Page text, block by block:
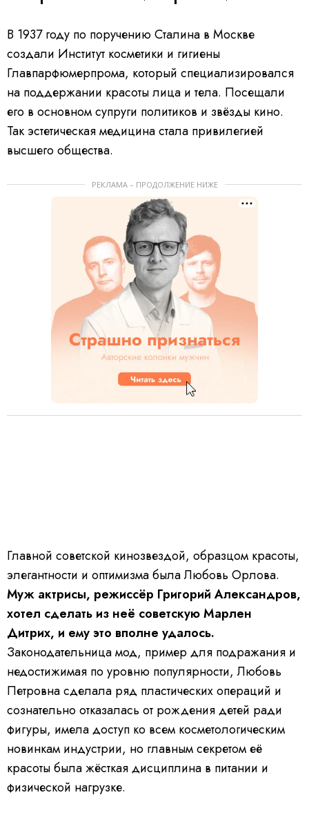
В 1937 году по поручению Сталина в Москве
создали Институт косметики и гигиены
Главпарфюмерпрома, который специализировался
на поддержании красоты лица и тела. Посещали
его в основном супруги политиков и звёзды кино.
Так эстетическая медицина стала привилегией
высшего общества.
РЕКЛАМА – ПРОДОЛЖЕНИЕ НИЖЕ
Главной советской кинозвездой, образцом красоты,
элегантности и оптимизма была Любовь Орлова.
Муж актрисы, режиссёр Григорий Александров,
хотел сделать из неё советскую Марлен
Дитрих, и ему это вполне удалось.
Законодательница мод, пример для подражания и
недостижимая по уровню популярности, Любовь
Петровна сделала ряд пластических операций и
сознательно отказалась от рождения детей ради
фигуры, имела доступ ко всем косметологическим
новинкам индустрии, но главным секретом её
красоты была жёсткая дисциплина в питании и
физической нагрузке.